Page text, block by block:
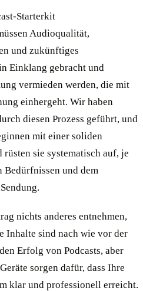
Starterkit
Audioqualität,
und zukünftiges
Einklang gebracht und
vermieden werden, die mit
einhergeht. Wir haben
diesen Prozess geführt, und
mit einer soliden
rüsten sie systematisch auf, je
Bedürfnissen und dem
nichts anderes entnehmen,
Inhalte sind nach wie vor der
Erfolg von Podcasts, aber
sorgen dafür, dass Ihre
klar und professionell erreicht.